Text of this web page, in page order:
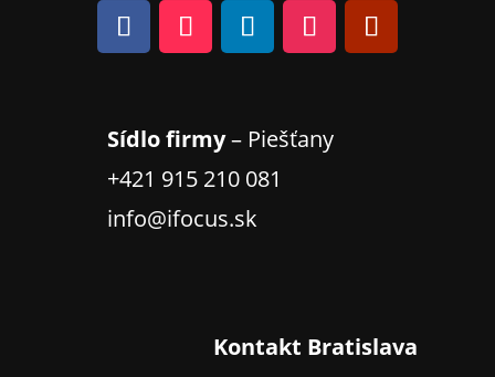
Sídlo firmy– Piešťany
+421 915 210 081
info@ifocus.sk
Kontakt Bratislava